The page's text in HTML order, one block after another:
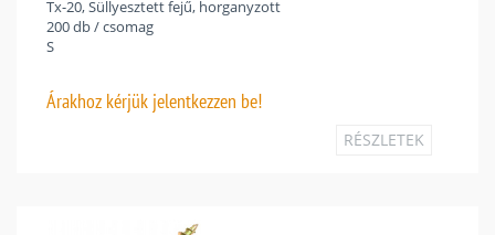
Tx-20, Süllyesztett fejű, horganyzott
200 db / csomag
S
Árakhoz kérjük jelentkezzen be!
RÉSZLETEK